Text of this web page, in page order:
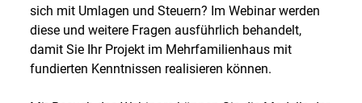
sich mit Umlagen und Steuern? Im Webinar werden
diese und weitere Fragen ausführlich behandelt,
damit Sie Ihr Projekt im Mehrfamilienhaus mit
fundierten Kenntnissen realisieren können.